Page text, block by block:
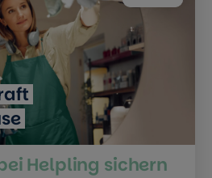
Helpling sichern